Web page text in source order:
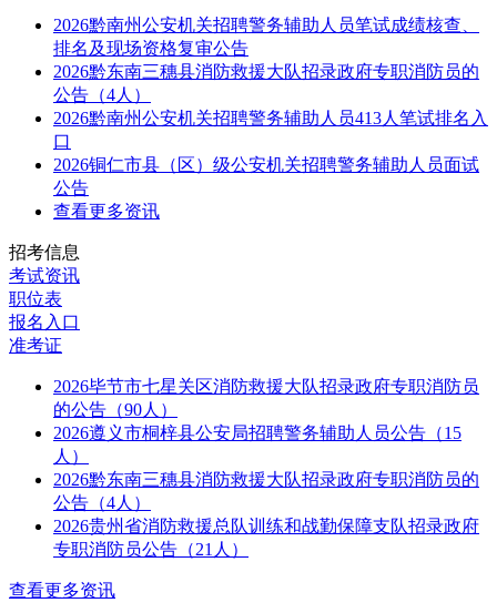
2026黔南州公安机关招聘警务辅助人员笔试成绩核查、
排名及现场资格复审公告
2026黔东南三穗县消防救援大队招录政府专职消防员的
公告（4人）
2026黔南州公安机关招聘警务辅助人员413人笔试排名入
口
2026铜仁市县（区）级公安机关招聘警务辅助人员面试
公告
查看更多资讯
招考信息
考试资讯
职位表
报名入口
准考证
2026毕节市七星关区消防救援大队招录政府专职消防员
的公告（90人）
2026遵义市桐梓县公安局招聘警务辅助人员公告（15
人）
2026黔东南三穗县消防救援大队招录政府专职消防员的
公告（4人）
2026贵州省消防救援总队训练和战勤保障支队招录政府
专职消防员公告（21人）
查看更多资讯